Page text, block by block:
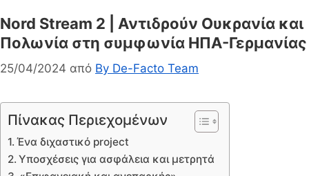
Nord Stream 2 | Αντιδρούν Ουκρανία και
Πολωνία στη συμφωνία ΗΠΑ-Γερμανίας
25/04/2024 από By De-Facto Team
Πίνακας Περιεχομένων
Ένα διχαστικό project
Υποσχέσεις για ασφάλεια και μετρητά